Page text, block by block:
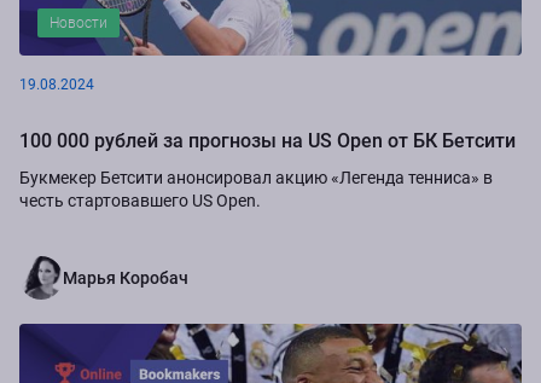
Новости
19.08.2024
100 000 рублей за прогнозы на US Open от БК Бетсити
Букмекер Бетсити анонсировал акцию «Легенда тенниса» в
честь стартовавшего US Open.
Марья Коробач